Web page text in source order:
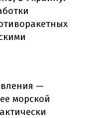
—
морской